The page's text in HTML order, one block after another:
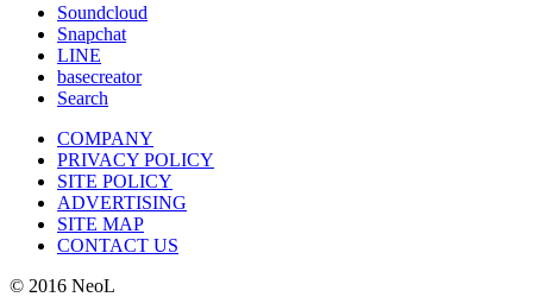
Soundcloud
Snapchat
LINE
basecreator
Search
COMPANY
PRIVACY POLICY
SITE POLICY
ADVERTISING
SITE MAP
CONTACT US
© 2016 NeoL